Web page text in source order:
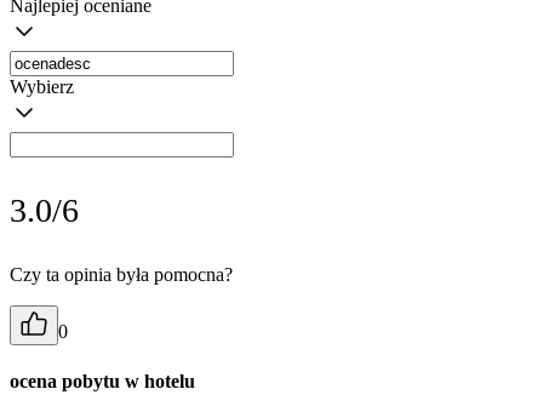
Najlepiej oceniane
Wybierz
3.0/6
Czy ta opinia była pomocna?
0
ocena pobytu w hotelu